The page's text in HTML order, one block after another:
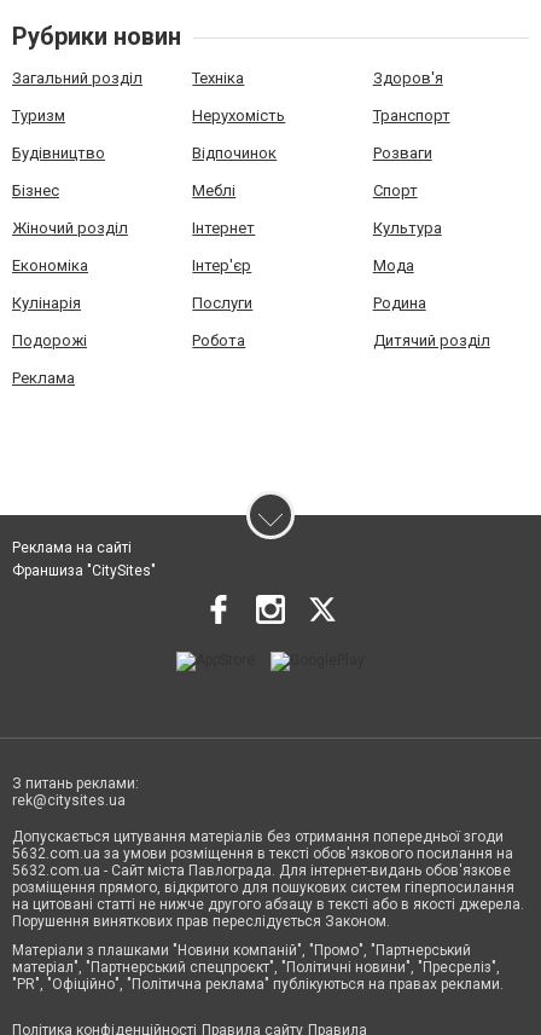
Рубрики новин
Загальний розділ Техніка Здоров'я
Туризм Нерухомість Транспорт
Будівництво Відпочинок Розваги
Бізнес Меблі Спорт
Жіночий розділ Інтернет Культура
Економіка Інтер'єр Мода
Кулінарія Послуги Родина
Подорожі Робота Дитячий розділ
Реклама
Реклама на сайті
Франшиза "CitySites"
З питань реклами:
rek@citysites.ua
Допускається цитування матеріалів без отримання попередньої згоди
5632.com.ua за умови розміщення в тексті обов'язкового посилання на
5632.com.ua - Сайт міста Павлограда. Для інтернет-видань обов'язкове
розміщення прямого, відкритого для пошукових систем гіперпосилання
на цитовані статті не нижче другого абзацу в тексті або в якості джерела.
Порушення виняткових прав переслідується Законом.
Матеріали з плашками "Новини компаній", "Промо", "Партнерський
матеріал", "Партнерський спецпроєкт", "Політичні новини", "Пресреліз",
"PR", "Офіційно", "Політична реклама" публікуються на правах реклами.
Політика конфіденційності Правила сайту Правила